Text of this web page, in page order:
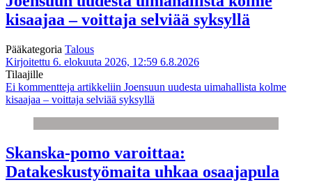
kisaajaa – voittaja selviää syksyllä
Pääkategoria Talous
Kirjoitettu 6. elokuuta 2026, 12:59 6.8.2026
Tilaajille
Ei kommentteja artikkeliin Joensuun uudesta uimahallista kolme
kisaajaa – voittaja selviää syksyllä
Skanska-pomo varoittaa:
Datakeskustyömaita uhkaa osaajapula